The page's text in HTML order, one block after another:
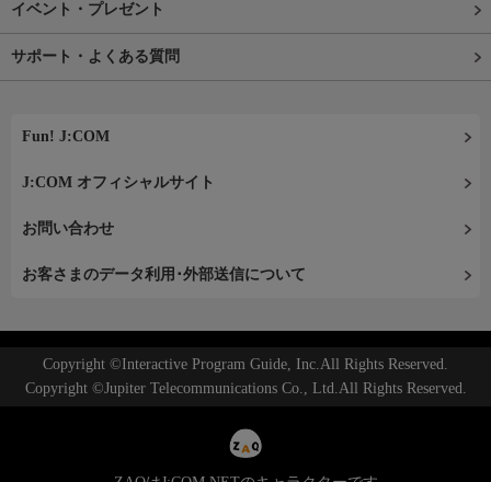
イベント・プレゼント
サポート・よくある質問
Fun! J:COM
J:COM オフィシャルサイト
お問い合わせ
お客さまのデータ利用･外部送信について
Copyright ©Interactive Program Guide, Inc.All Rights Reserved.
Copyright ©Jupiter Telecommunications Co., Ltd.All Rights Reserved.